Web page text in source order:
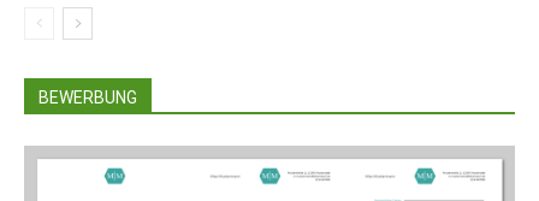
BEWERBUNG